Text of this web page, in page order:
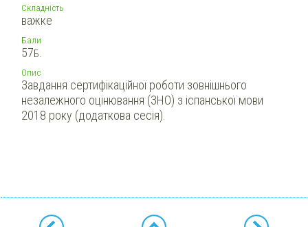
Складність
важке
Бали
57Б.
Опис
Завдання сертифікаційної роботи зовнішнього
незалежного оцінювання (ЗНО) з іспанської мови
2018 року (додаткова сесія).